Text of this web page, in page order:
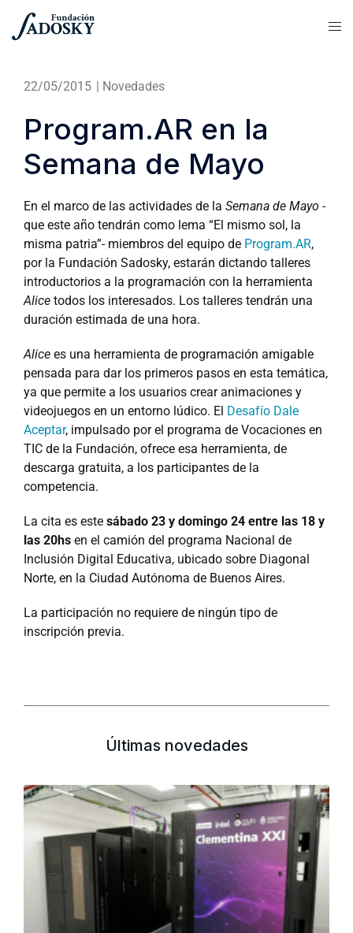
22/05/2015 | Novedades
Program.AR en la
Semana de Mayo
En el marco de las actividades de la Semana de Mayo -
que este año tendrán como lema “El mismo sol, la
misma patria”- miembros del equipo de Program.AR,
por la Fundación Sadosky, estarán dictando talleres
introductorios a la programación con la herramienta
Alice todos los interesados. Los talleres tendrán una
duración estimada de una hora.
Alice es una herramienta de programación amigable
pensada para dar los primeros pasos en esta temática,
ya que permite a los usuarios crear animaciones y
videojuegos en un entorno lúdico. El Desafío Dale
Aceptar, impulsado por el programa de Vocaciones en
TIC de la Fundación, ofrece esa herramienta, de
descarga gratuita, a los participantes de la
competencia.
La cita es este sábado 23 y domingo 24 entre las 18 y
las 20hs en el camión del programa Nacional de
Inclusión Digital Educativa, ubicado sobre Diagonal
Norte, en la Ciudad Autónoma de Buenos Aires.
La participación no requiere de ningún tipo de
inscripción previa.
Últimas novedades